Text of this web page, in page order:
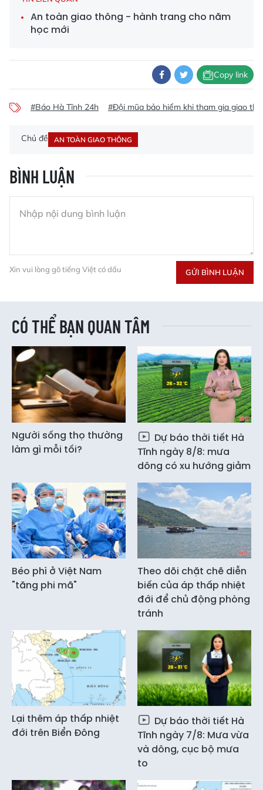
An toàn giao thông - hành trang cho năm
học mới
Copy link
#Báo Hà Tĩnh 24h #Đội mũa bảo hiểm khi tham gia giao
Chủ đề AN TOÀN GIAO THÔNG
BÌNH LUẬN
Xin vui lòng gõ tiếng Việt có dấu GỬI BÌNH LUẬN
CÓ THỂ BẠN QUAN TÂM
Người sống thọ thường
làm gì mỗi tối?
Dự báo thời tiết Hà
Tĩnh ngày 8/8: mưa
dông có xu hướng giảm
Béo phì ở Việt Nam
"tăng phi mã"
Theo dõi chặt chẽ diễn
biến của áp thấp nhiệt
đới để chủ động phòng
tránh
Lại thêm áp thấp nhiệt
đới trên Biển Đông
Dự báo thời tiết Hà
Tĩnh ngày 7/8: Mưa vừa
và dông, cục bộ mưa
to